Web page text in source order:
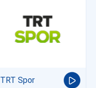
TRT Spor